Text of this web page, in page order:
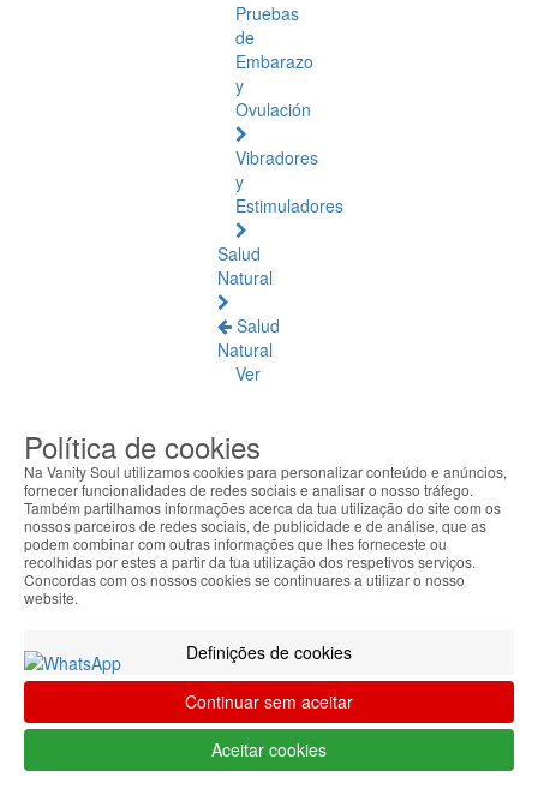
Pruebas
de
Embarazo
y
Ovulación
Vibradores
y
Estimuladores
Salud
Natural
Salud
Natural
Ver
Ámbar
Báltico
Articulaciones
y
Músculos
Circulación
y
Piernas
Cansadas
Política de cookies
Na Vanity Soul utilizamos cookies para personalizar conteúdo e anúncios,
fornecer funcionalidades de redes sociais e analisar o nosso tráfego.
Também partilhamos informações acerca da tua utilização do site com os
nossos parceiros de redes sociais, de publicidade e de análise, que as
podem combinar com outras informações que lhes forneceste ou
recolhidas por estes a partir da tua utilização dos respetivos serviços.
Concordas com os nossos cookies se continuares a utilizar o nosso
website.
Definições de cookies
Continuar sem aceitar
Aceitar cookies